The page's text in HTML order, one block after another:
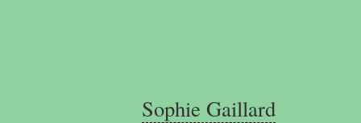
Sophie Gaillard